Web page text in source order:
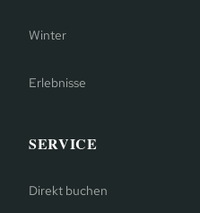
Winter
Erlebnisse
SERVICE
Direkt buchen